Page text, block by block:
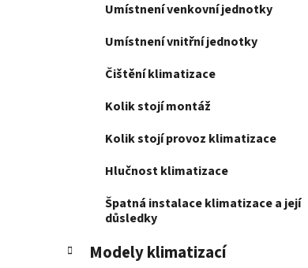
Umístnení venkovní jednotky
Umístnení vnitřní jednotky
Čištění klimatizace
Kolik stojí montáž
Kolik stojí provoz klimatizace
Hlučnost klimatizace
Špatná instalace klimatizace a její
důsledky
Modely klimatizací